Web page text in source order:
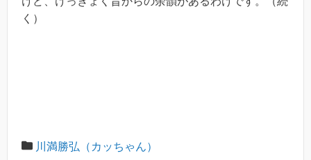
く）
川満勝弘（カッちゃん）